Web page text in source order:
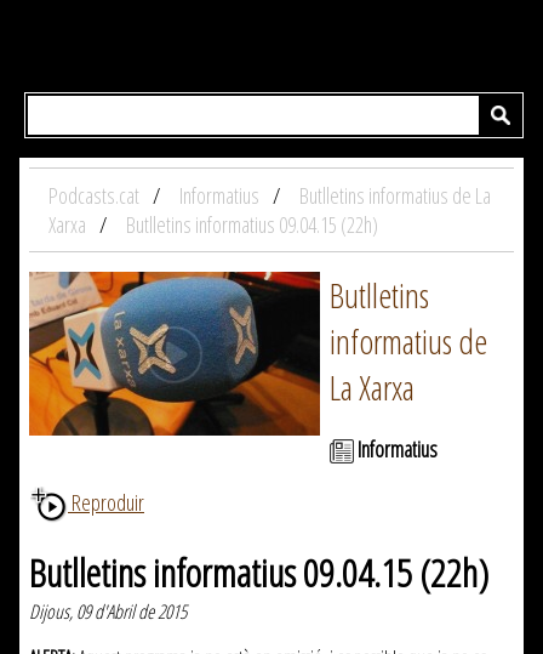
Podcasts.cat Informatius
Butlletins informatius de La
Xarxa
Butlletins informatius 09.04.15 (22h)
Butlletins
informatius de
La Xarxa
Informatius
Reproduir
Butlletins informatius 09.04.15 (22h)
Dijous, 09 d'Abril de 2015